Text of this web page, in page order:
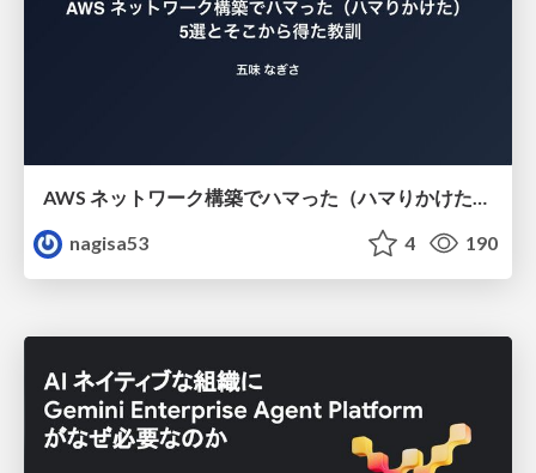
nagisa53
4 190